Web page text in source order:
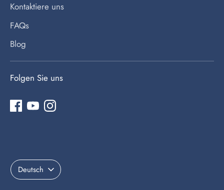
Kontaktiere uns
FAQs
Blog
Folgen Sie uns
Sprache
Deutsch